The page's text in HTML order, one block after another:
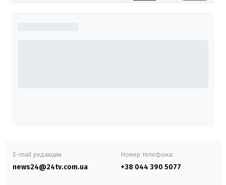
E-mail редакции
news24@24tv.com.ua
Номер телефона:
+38 044 390 5077